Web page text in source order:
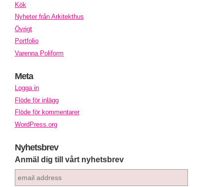
Kök
Nyheter från Arkitekthus
Övrigt
Portfolio
Varenna Poliform
Meta
Logga in
Flöde för inlägg
Flöde för kommentarer
WordPress.org
Nyhetsbrev
Anmäl dig till vårt nyhetsbrev